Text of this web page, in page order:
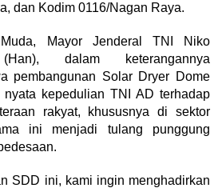
dan Kodim 0116/Nagan Raya.
Mayor Jenderal TNI Niko
dalam keterangannya
pembangunan Solar Dryer Dome
kepedulian TNI AD terhadap
rakyat, khususnya di sektor
ini menjadi tulang punggung
SDD ini, kami ingin menghadirkan